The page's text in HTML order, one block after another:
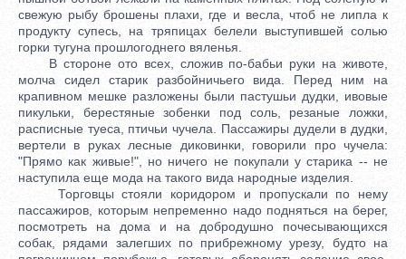
свежую рыбу брошены плахи, где и весла, чтоб не липла к
продукту супесь, на тряпицах белели выступившей солью
горки тугуна прошлогоднего вяленья.
В стороне ото всех, сложив по-бабьи руки на животе,
молча сидел старик разбойничьего вида. Перед ним на
крапивном мешке разложены были пастушьи дудки, ивовые
пикульки, берестяные зобенки под соль, резаные ложки,
расписные туеса, птичьи чучела. Пассажиры дудели в дудки,
вертели в руках лесные диковинки, говорили про чучела:
"Прямо как живые!", но ничего не покупали у старика -- не
наступила еще мода на такого вида народные изделия.
Торговцы стояли коридором и пропускали по нему
пассажиров, которым непременно надо подняться на берег,
посмотреть на дома и на добродушно почесывающихся
собак, рядами залегших по прибрежному урезу, будто на